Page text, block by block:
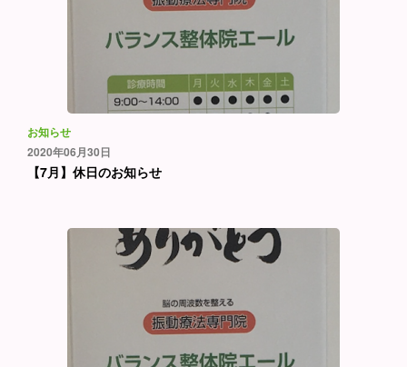
お知らせ
2020年06月30日
【7月】休日のお知らせ